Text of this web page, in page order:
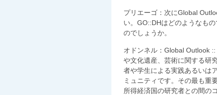
プリエーゴ：次にGlobal
い。GO::DHはどのようなも
のでしょうか。
オドンネル：Global Outlook
や文化遺産、芸術に関する研
者や学生による実践あるいは
ミュニティです。その最も重
所得経済国の研究者との間の